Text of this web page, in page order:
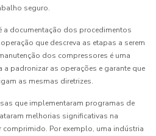
seguro.
a documentação dos procedimentos
que descreva as etapas a serem
dos compressores é uma
padronizar as operações e garante que
as mesmas diretrizes.
que implementaram programas de
melhorias significativas na
comprimido. Por exemplo, uma indústria